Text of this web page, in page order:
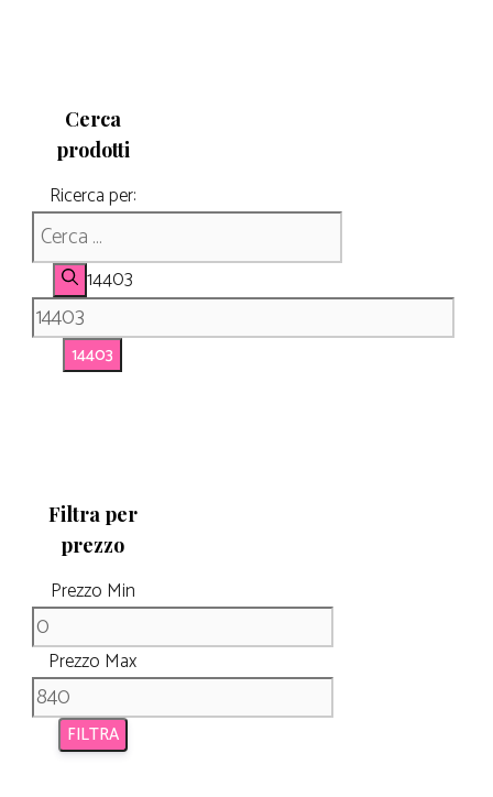
Cerca
prodotti
Ricerca per:
14403
Filtra per
prezzo
Prezzo Min
Prezzo Max
FILTRA